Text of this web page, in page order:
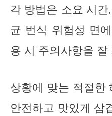
각 방법은 소요 시
균 번식 위험성 면
용 시 주의사항을 잘
상황에 맞는 적절한
안전하고 맛있게 삼